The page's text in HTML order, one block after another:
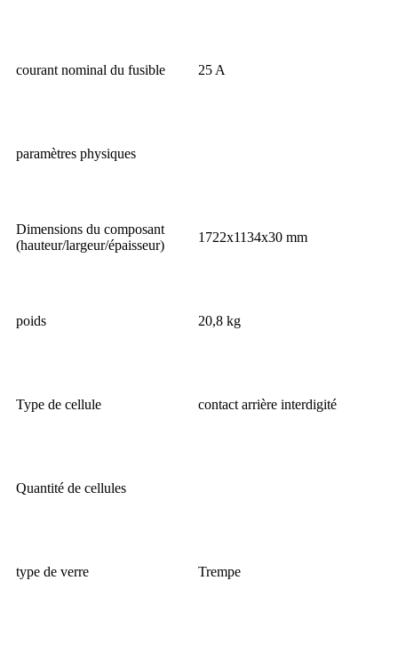
courant nominal du fusible 25 A
paramètres physiques
Dimensions du composant
(hauteur/largeur/épaisseur)
1722x1134x30 mm
poids 20,8 kg
Type de cellule contact arrière interdigité
Quantité de cellules
type de verre Trempe